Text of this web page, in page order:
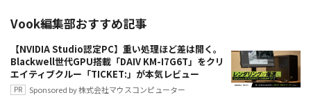
Vook編集部おすすめ記事
【NVIDIA Studio認定PC】重い処理ほど差は開く。
Blackwell世代GPU搭載「DAIV KM-I7G6T」をクリ
エイティブクルー「TICKET:」が本気レビュー
Sponsored by 株式会社マウスコンピューター